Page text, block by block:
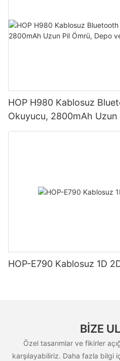
HOP H980 Kablosuz
Okuyucu, 2800mAh
Lojistik İçin
HOP-E790 Kablosuz 1D
BIZE
Özel tasarımlar ve fikirler
karşılayabiliriz. Daha fazla bilgi